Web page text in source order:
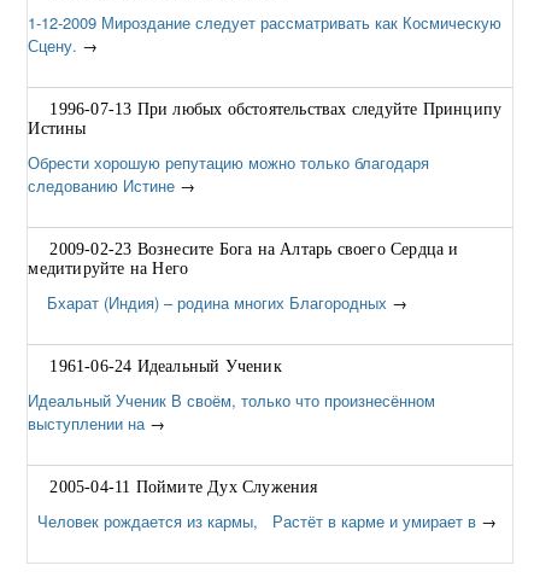
1-12-2009 Мироздание следует рассматривать как Космическую
Сцену. →
1996-07-13 При любых обстоятельствах следуйте Принципу
Истины
Обрести хорошую репутацию можно только благодаря
следованию Истине →
2009-02-23 Вознесите Бога на Алтарь своего Сердца и
медитируйте на Него
Бхарат (Индия) – родина многих Благородных →
1961-06-24 Идеальный Ученик
Идеальный Ученик В своём, только что произнесённом
выступлении на→
2005-04-11 Поймите Дух Служения
Человек рождается из кармы, Растёт в карме и умирает в →